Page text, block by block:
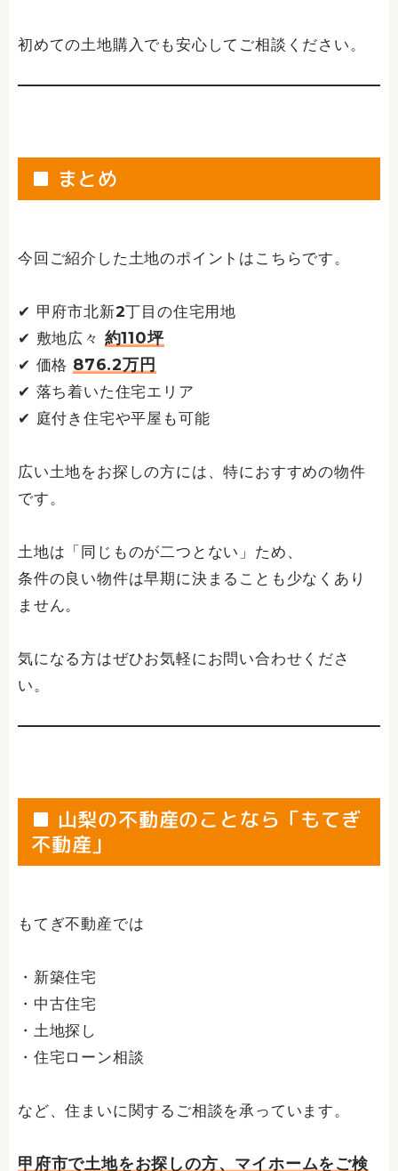
初めての土地購入でも安心してご相談ください。
■ まとめ
今回ご紹介した土地のポイントはこちらです。
✔ 甲府市北新2丁目の住宅用地
✔ 敷地広々 約110坪
✔ 価格 876.2万円
✔ 落ち着いた住宅エリア
✔ 庭付き住宅や平屋も可能
広い土地をお探しの方には、特におすすめの物件
です。
土地は「同じものが二つとない」ため、
条件の良い物件は早期に決まることも少なくあり
ません。
気になる方はぜひお気軽にお問い合わせくださ
い。
■ 山梨の不動産のことなら「もてぎ
不動産」
もてぎ不動産では
・新築住宅
・中古住宅
・土地探し
・住宅ローン相談
など、住まいに関するご相談を承っています。
甲府市で土地をお探しの方、マイホームをご検